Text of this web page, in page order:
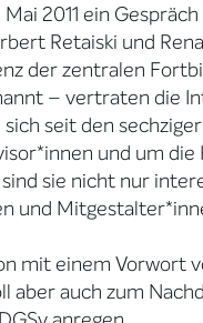
2011 ein
Retaiski und
der zentralen
– vertraten
seit den
und um
sie nicht nur
und
mit einem Vorwort
aber auch zum